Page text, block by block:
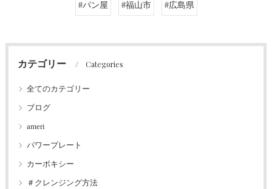
#パン屋 #福山市 #広島県
カテゴリー Categories
全てのカテゴリー
ブログ
ameri
パワープレート
カーボキシー
＃クレンジング方法